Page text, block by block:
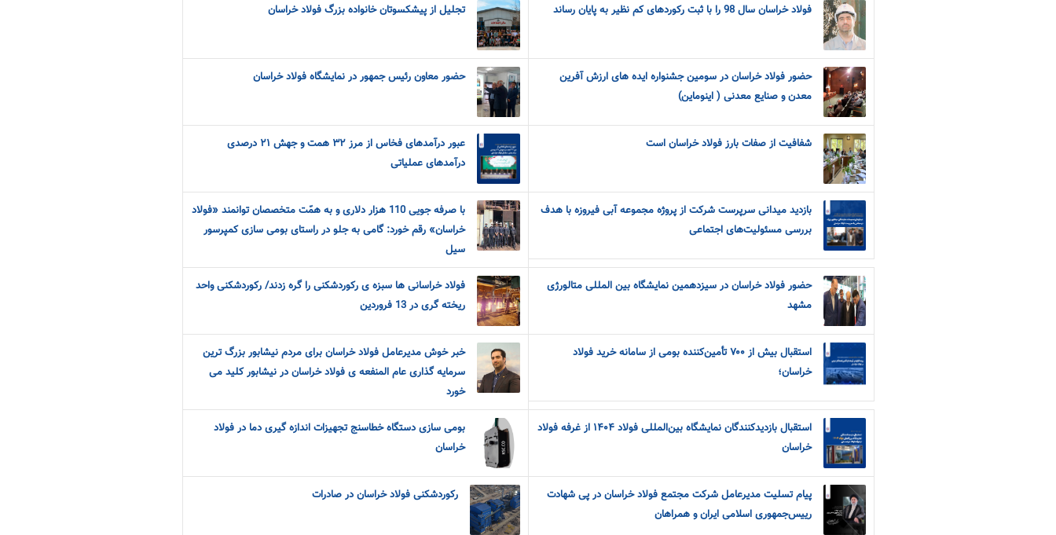
فولاد خراسان سال 98 را با ثبت رکوردهای کم نظیر به پایان رساند تجلیل از پیشکسوتان خانواده بزرگ فولاد خراسان
حضور فولاد خراسان در سومین جشنواره ایده های ارزش آفرین
معدن و صنایع معدنی ( اینوماین)
حضور معاون رئیس جمهور در نمایشگاه فولاد خراسان
شفافیت از صفات بارز فولاد خراسان است
عبور درآمدهای فخاس از مرز ۳۲ همت و جهش ۲۱ درصدی
درآمدهای عملیاتی
بازدید میدانی سرپرست شرکت از پروژه مجموعه آبی فیروزه با هدف
بررسی مسئولیت‌های اجتماعی
با صرفه جویی 110 هزار دلاری و به همّت متخصصان توانمند «فولاد
خراسان» رقم خورد: گامی به جلو در راستای بومی سازی کمپرسور
سیل
حضور فولاد خراسان در سیزدهمین نمایشگاه بین المللی متالورژی
مشهد
فولاد خراسانی ها سبزه ی رکوردشکنی را گره زدند/ رکوردشکنی واحد
ریخته گری در 13 فروردین
استقبال بیش از ۷۰۰ تأمین‌کننده بومی از سامانه خرید فولاد
خراسان؛
خبر خوش مدیرعامل فولاد خراسان برای مردم نیشابور بزرگ ترین
سرمایه گذاری عام المنفعه ی فولاد خراسان در نیشابور کلید می
خورد
استقبال بازدیدکنندگان نمایشگاه بین‌المللی فولاد ۱۴۰۴ از غرفه فولاد
خراسان
بومی سازی دستگاه خطاسنج تجهیزات اندازه گیری دما در فولاد
خراسان
پیام تسلیت مدیرعامل شرکت مجتمع فولاد خراسان در پی شهادت
رییس‌جمهوری اسلامی ایران و همراهان
رکوردشکنی فولاد خراسان در صادرات